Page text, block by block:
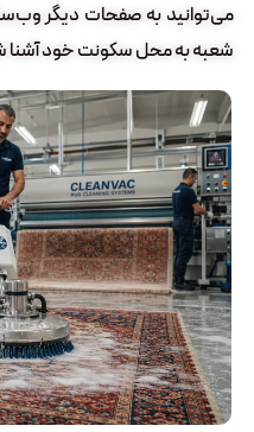
می‌توانید به صفحات دیگر
شعبه به محل سکونت خود آشنا